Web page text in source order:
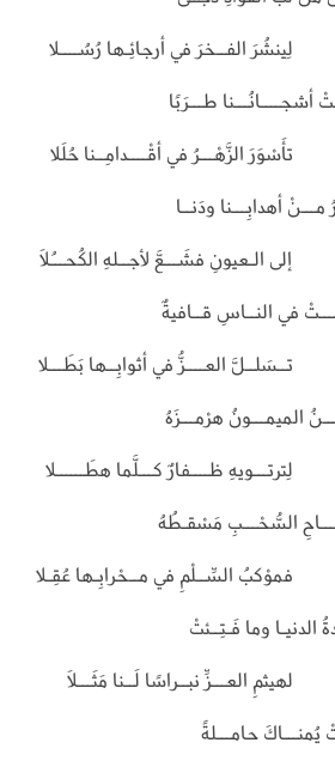
لِينشُرَ الفــخرَ في أرجائِـها رُسُــــلا
أشجــــانُـــنا طـــرَبًا
تأَسْوَرَ الزَّهْـــرُ في أقْــــدامِــنا حُلَلا
مـــنْ أهدابِـــنا ودَنــا
إلى الـعيونِ فشَـــعَّ لأجــلهِ الكُحـــُلَا
في النــاسِ قــافيةٌ
تــسَلــلَّ العــــزُّ في أثوابِــها بَطَـــلا
الميمـــونُ هرْمـــزَهُ
لِترتـــويهِ ظــــفارٌ كـــلَّما هطَــــــلا
السُّحْـــبِ مَسْقـطُهُ
فموْكبُ السِّــلْمِ في مــحْرابِـها عُقِـلا
الدنيـا وما فَـتِــئتْ
لهيثمِ العـــزِّ نبــراسًا لَــنا مَثَـــلاَ
حامـــلةً